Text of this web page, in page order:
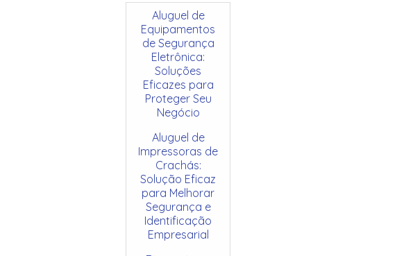
Aluguel de
Equipamentos
de Segurança
Eletrônica:
Soluções
Eficazes para
Proteger Seu
Negócio
Aluguel de
Impressoras de
Crachás:
Solução Eficaz
para Melhorar
Segurança e
Identificação
Empresarial